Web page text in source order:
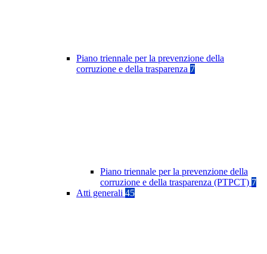
Piano triennale per la prevenzione della
corruzione e della trasparenza 7
Piano triennale per la prevenzione della
corruzione e della trasparenza (PTPCT) 7
Atti generali 45